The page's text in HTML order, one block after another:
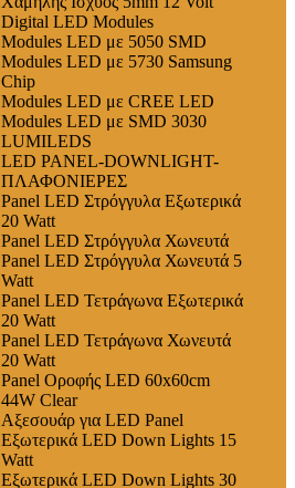
Digital LED Modules
Modules LED με 5050 SMD
Modules LED με 5730 Samsung
Chip
Modules LED με CREE LED
Modules LED με SMD 3030
LUMILEDS
LED PANEL-DOWNLIGHT-
ΠΛΑΦΟΝΙΕΡΕΣ
Panel LED Στρόγγυλα Εξωτερικά
20 Watt
Panel LED Στρόγγυλα Χωνευτά
Panel LED Στρόγγυλα Χωνευτά 5
Watt
Panel LED Τετράγωνα Εξωτερικά
20 Watt
Panel LED Τετράγωνα Χωνευτά
20 Watt
Panel Οροφής LED 60x60cm
44W Clear
Αξεσουάρ για LED Panel
Εξωτερικά LED Down Lights 15
Watt
Εξωτερικά LED Down Lights 30